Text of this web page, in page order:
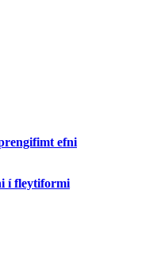
efni
í fleytiformi